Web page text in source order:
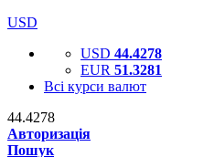
USD
USD 44.4278
EUR 51.3281
Всі курси валют
44.4278
Авторизація
Пошук